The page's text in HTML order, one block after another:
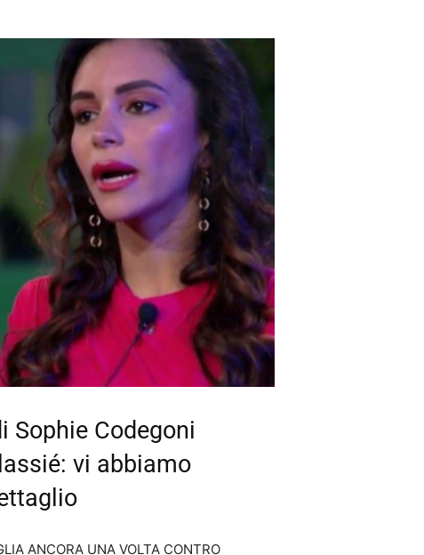
Sophie Codegoni
vi abbiamo
ANCORA UNA VOLTA CONTRO